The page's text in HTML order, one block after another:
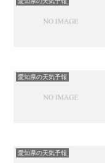
愛知県の天気予報
愛知県の天気予報